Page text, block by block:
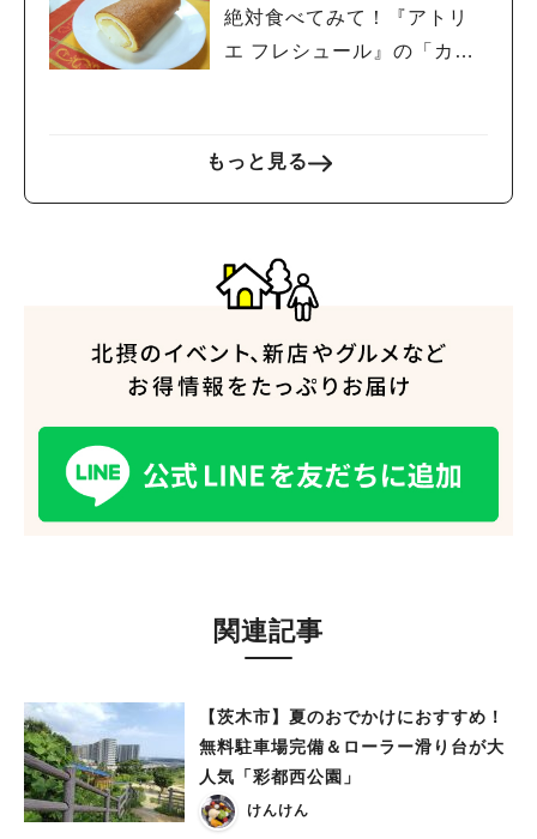
絶対食べてみて！『アトリ
エ フレシュール』の「カウ
もっと見る
関連記事
【茨木市】夏のおでかけにおすすめ！
無料駐車場完備＆ローラー滑り台が大
人気「彩都西公園」
けんけん